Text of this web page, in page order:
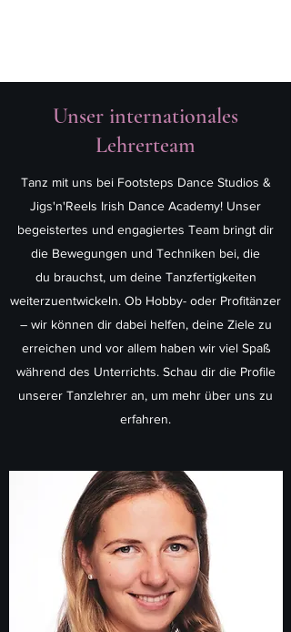
Unser internationales
Lehrerteam
Tanz mit uns bei Footsteps Dance Studios &
Jigs'n'Reels Irish Dance Academy! Unser
begeistertes und engagiertes Team bringt dir
die Bewegungen und Techniken bei, die
du brauchst, um deine Tanzfertigkeiten
weiterzuentwickeln. Ob Hobby- oder Profitänzer
– wir können dir dabei helfen, deine Ziele zu
erreichen und vor allem haben wir viel Spaß
während des Unterrichts. Schau dir die Profile
unserer Tanzlehrer an, um mehr über uns zu
erfahren.